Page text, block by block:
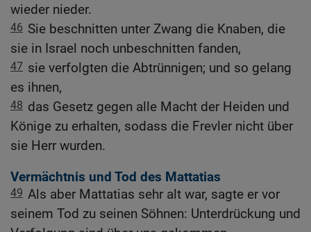
wieder nieder.
46 Sie beschnitten unter Zwang die Knaben, die
sie in Israel noch unbeschnitten fanden,
47 sie verfolgten die Abtrünnigen; und so gelang
es ihnen,
48 das Gesetz gegen alle Macht der Heiden und
Könige zu erhalten, sodass die Frevler nicht über
sie Herr wurden.
Vermächtnis und Tod des Mattatias
49 Als aber Mattatias sehr alt war, sagte er vor
seinem Tod zu seinen Söhnen: Unterdrückung und